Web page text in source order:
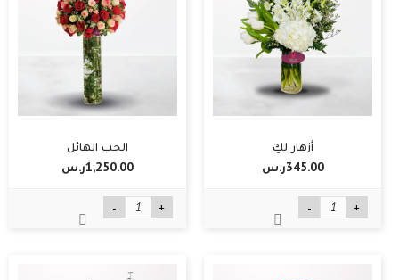
أزهار لكِ
345.00ر.س‏
- +
الحب الهائل
1,250.00ر.س‏
- +